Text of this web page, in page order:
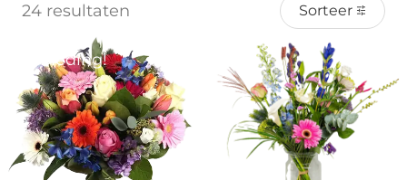
24 resultaten Sorteer
Aanbieding!